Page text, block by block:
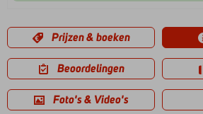
Prijzen & boeken
Beoordelingen
Foto's & Video's